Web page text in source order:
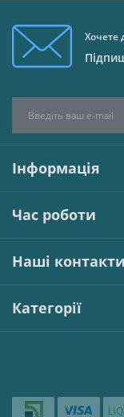
Хочете
Інформація
Час роботи
Наші контакти
Категорії